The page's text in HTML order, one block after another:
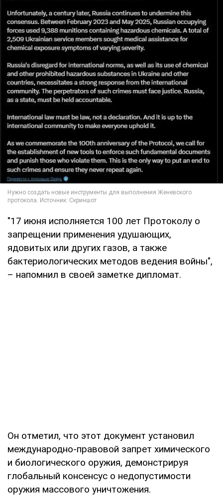
"17 июня исполняется 100 лет Протоколу о
запрещении применения удушающих,
ядовитых или других газов, а также
бактериологических методов ведения войны",
– напомнил в своей заметке дипломат.
Он отметил, что этот документ установил
международно-правовой запрет химического
и биологического оружия, демонстрируя
глобальный консенсус о недопустимости
оружия массового уничтожения.